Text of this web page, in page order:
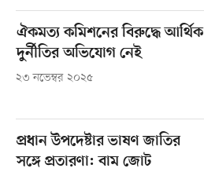
ঐকমত্য কমিশনের বিরুদ্ধে আর্থিক
দুর্নীতির অভিযোগ নেই
২৩ নভেম্বর ২০২৫
প্রধান উপদেষ্টার ভাষণ জাতির
সঙ্গে প্রতারণা: বাম জোট